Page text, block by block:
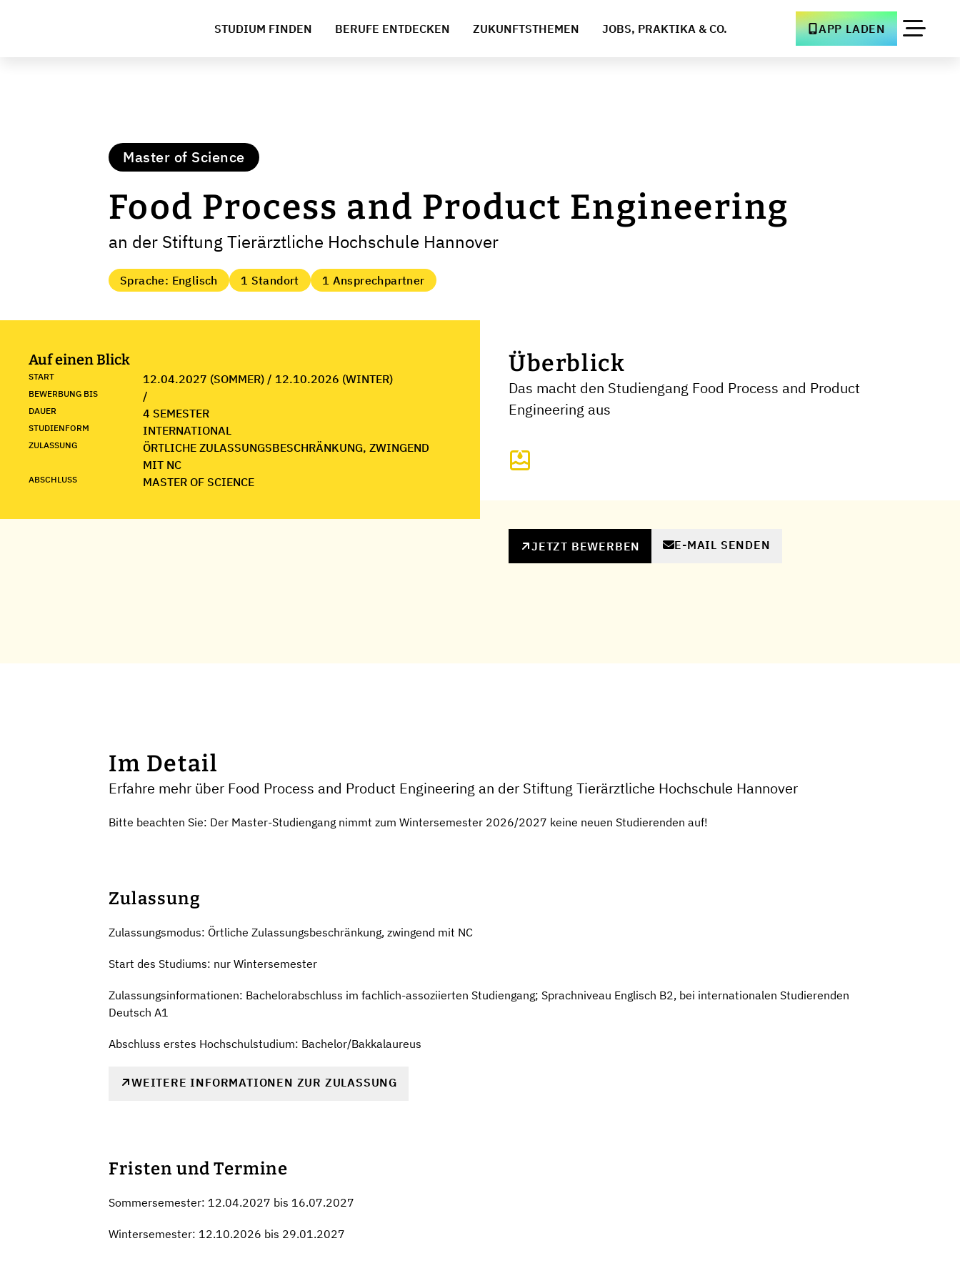
STUDIUM FINDEN BERUFE ENTDECKEN ZUKUNFTSTHEMEN JOBS, PRAKTIKA & CO. APP LADEN
Master of Science
Food Process and Product Engineering
an der Stiftung Tierärztliche Hochschule Hannover
Sprache: Englisch 1 Standort 1 Ansprechpartner
Auf einen Blick
START 12.04.2027 (SOMMER) / 12.10.2026 (WINTER)
BEWERBUNG BIS /
DAUER 4 SEMESTER
STUDIENFORM INTERNATIONAL
ZULASSUNG
ÖRTLICHE ZULASSUNGSBESCHRÄNKUNG, ZWINGEND
MIT NC
ABSCHLUSS MASTER OF SCIENCE
Überblick
Das macht den Studiengang Food Process and Product
Engineering aus
JETZT BEWERBEN E-MAIL SENDEN
Im Detail
Erfahre mehr über Food Process and Product Engineering an der Stiftung Tierärztliche Hochschule Hannover
Bitte beachten Sie: Der Master-Studiengang nimmt zum Wintersemester 2026/2027 keine neuen Studierenden auf!
Zulassung
Zulassungsmodus: Örtliche Zulassungsbeschränkung, zwingend mit NC
Start des Studiums: nur Wintersemester
Zulassungsinformationen: Bachelorabschluss im fachlich-assoziierten Studiengang; Sprachniveau Englisch B2, bei internationalen Studierenden
Deutsch A1
Abschluss erstes Hochschulstudium: Bachelor/Bakkalaureus
WEITERE INFORMATIONEN ZUR ZULASSUNG
Fristen und Termine
Sommersemester: 12.04.2027 bis 16.07.2027
Wintersemester: 12.10.2026 bis 29.01.2027